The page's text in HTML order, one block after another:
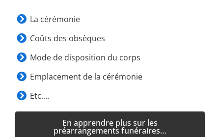
La cérémonie
Coûts des obsèques
Mode de disposition du corps
Emplacement de la cérémonie
Etc.…
En apprendre plus sur les
préarrangements funéraires…